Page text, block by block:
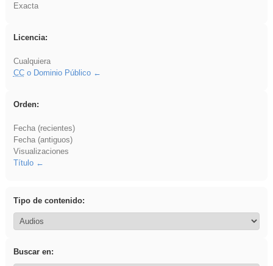
Exacta
Licencia:
Cualquiera
CCo Dominio Público
Orden:
Fecha (recientes)
Fecha (antiguos)
Visualizaciones
Título
Tipo de contenido:
Buscar en: